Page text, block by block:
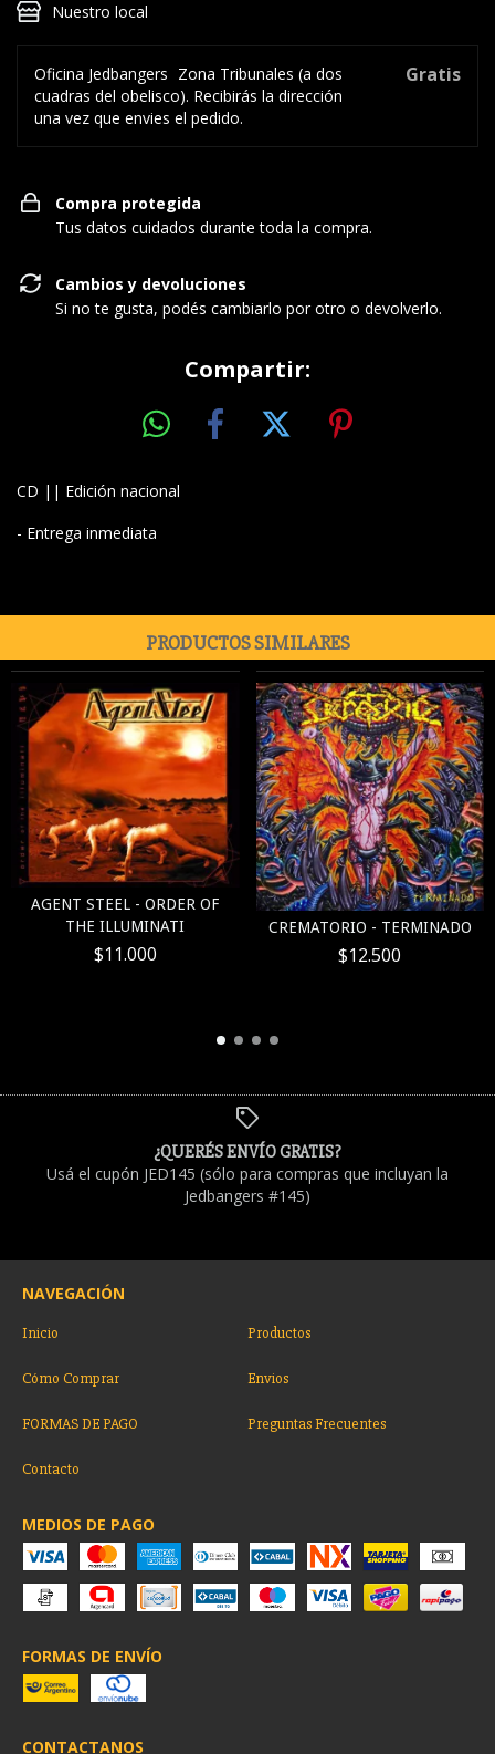
Nuestro local
Oficina Jedbangers Zona Tribunales (a dos
cuadras del obelisco). Recibirás la dirección
una vez que envies el pedido.
Gratis
Compra protegida
Tus datos cuidados durante toda la compra.
Cambios y devoluciones
Si no te gusta, podés cambiarlo por otro o devolverlo.
Compartir:
CD || Edición nacional
- Entrega inmediata
PRODUCTOS SIMILARES
AGENT STEEL - ORDER OF
THE ILLUMINATI
$11.000
CREMATORIO - TERMINADO
$12.500
¿QUERÉS ENVÍO GRATIS?
Usá el cupón JED145 (sólo para compras que incluyan la
Jedbangers #145)
NAVEGACIÓN
Inicio Productos
Cómo Comprar Envios
FORMAS DE PAGO Preguntas Frecuentes
Contacto
MEDIOS DE PAGO
FORMAS DE ENVÍO
CONTACTANOS